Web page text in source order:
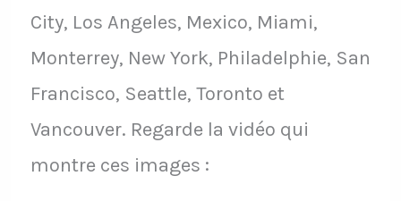
City, Los Angeles, Mexico, Miami,
Monterrey, New York, Philadelphie, San
Francisco, Seattle, Toronto et
Vancouver. Regarde la vidéo qui
montre ces images :